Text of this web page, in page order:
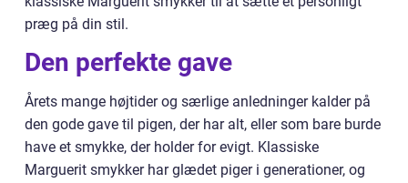
præg på din stil.
Den perfekte gave
Årets mange højtider og særlige anledninger kalder på
den gode gave til pigen, der har alt, eller som bare burde
have et smykke, der holder for evigt. Klassiske
Marguerit smykker har glædet piger i generationer, og